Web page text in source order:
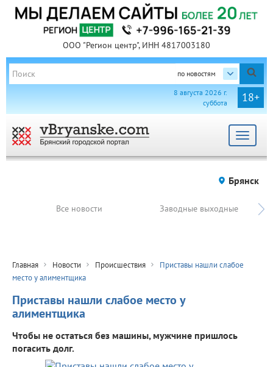
ООО "Регион центр", ИНН 4817003180
по новостям
18+
8 августа 2026 г.
суббота
Toggle
Брянск
Все новости Заводные выходные
Главная Новости Происшествия
Приставы нашли слабое
место у алиментщика
Приставы нашли слабое место у
алиментщика
Чтобы не остаться без машины, мужчине пришлось
погасить долг.